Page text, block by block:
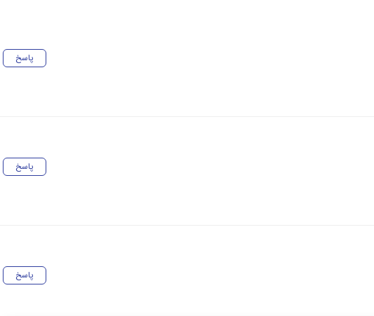
پاسخ
پاسخ
پاسخ